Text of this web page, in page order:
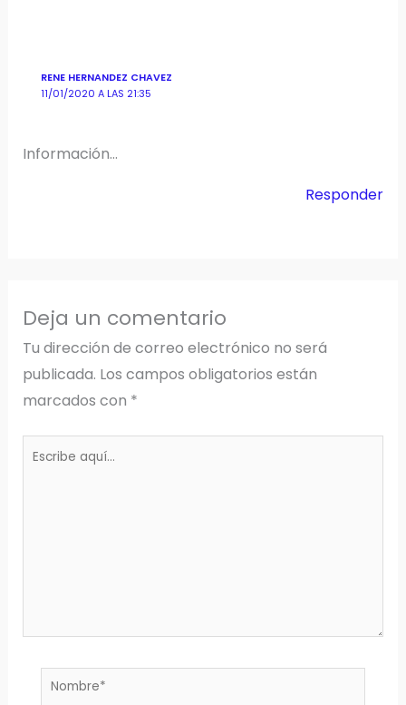
RENE HERNANDEZ CHAVEZ
11/01/2020 A LAS 21:35
Información…
Responder
Deja un comentario
Tu dirección de correo electrónico no será
publicada. Los campos obligatorios están
marcados con *
Escribe
Nombre*